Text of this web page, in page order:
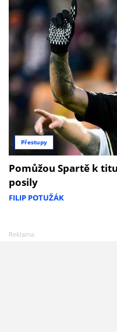
Přestupy
Pomůžou Spartě k
posily
FILIP POTUŽÁK